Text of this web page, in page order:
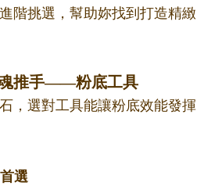
階挑選，幫助妳找到打造精緻
推手——粉底工具
，選對工具能讓粉底效能發揮
選